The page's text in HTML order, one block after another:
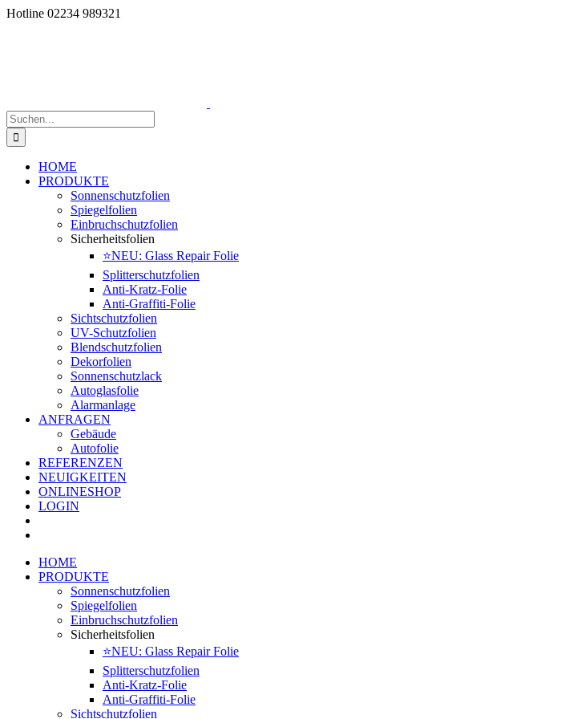
Zum
Hotline 02234 989321
Suche
nach:
HOME
PRODUKTE
Sonnenschutzfolien
Spiegelfolien
Einbruchschutzfolien
Sicherheitsfolien
⭐NEU: Glass Repair Folie
Splitterschutzfolien
Anti-Kratz-Folie
Anti-Graffiti-Folie
Sichtschutzfolien
UV-Schutzfolien
Blendschutzfolien
Dekorfolien
Sonnenschutzlack
Autoglasfolie
Alarmanlage
ANFRAGEN
Gebäude
Autofolie
REFERENZEN
NEUIGKEITEN
ONLINESHOP
LOGIN
HOME
PRODUKTE
Sonnenschutzfolien
Spiegelfolien
Einbruchschutzfolien
Sicherheitsfolien
⭐NEU: Glass Repair Folie
Splitterschutzfolien
Anti-Kratz-Folie
Anti-Graffiti-Folie
Sichtschutzfolien